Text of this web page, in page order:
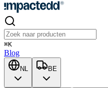
⌘K
Blog
NL BE